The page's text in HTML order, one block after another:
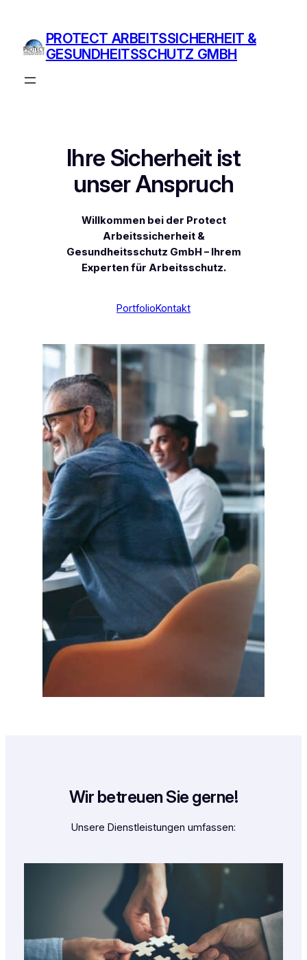
springen PROTECT ARBEITSSICHERHEIT &
GESUNDHEITSSCHUTZ GMBH
Ihre Sicherheit ist
unser Anspruch
Willkommen bei der Protect
Arbeitssicherheit &
Gesundheitsschutz GmbH – Ihrem
Experten für Arbeitsschutz.
PortfolioKontakt
Wir betreuen Sie gerne!
Unsere Dienstleistungen umfassen: